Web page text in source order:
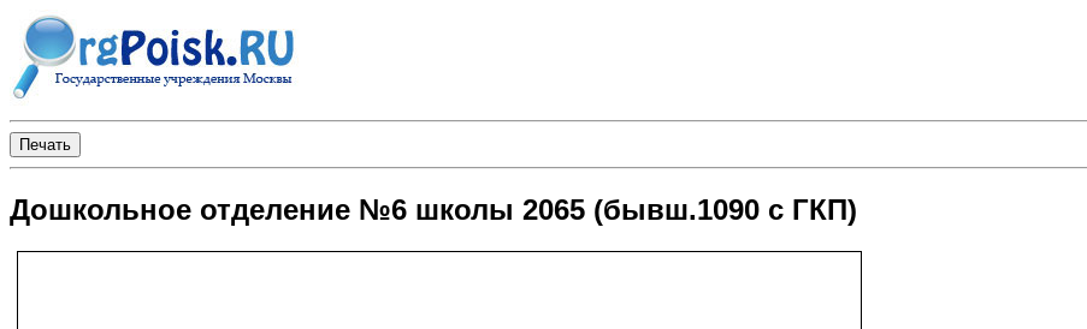
Дошкольное отделение №6 школы 2065 (бывш.1090 с ГКП)